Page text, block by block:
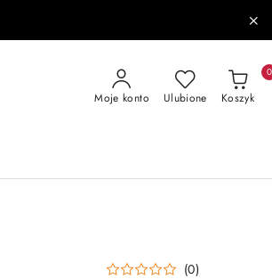
Moje konto Ulubione Koszyk
0
(0)